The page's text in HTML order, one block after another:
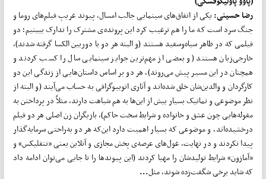
رضا حسینی:یکی از اتفاق‌های سینمایی جالب امسال، پیوند غریبِ فیلم‌های روما و
جنگ سرد است که ما را هم ترغیب کرد این پرونده‌ی مشترک را تدارک ببینیم؛ دو
فیلمی که در ظاهر سیاه‌وسفید هستند (و البته هر دو با دوربین الکسا گرفته شدند)،
خارجی‌زبان هستند (و بعضی از مهم‌ترین جوایز سینمایی سال را کسب کردند و
همچنان در این مسیر پیش می‌روند)، هر دو بر اساس داستان‌هایی از زندگی این دو
کارگردان و والدین‌شان خلق شده‌اند و آثاری اتوبیوگرافی به حساب می‌آیند (و البته از
نظر موضوعی و تماتیک بسیار بیش از این‌ها به هم شباهت دارند، مثلاً در پرداختن به
مقوله‌هایی چون عشق و خانواده و شرایط سخت حاکم)، بازیگران زن اصلی هر دو فیلم
درخشیده‌اند، و موضوعی که بسیار اهمیت دارد این‌که هر دو به‌راحتی سرمایه‌گذار
پیدا نکردند و در نهایت، غول‌های عرصه‌ی پخش مجازی و آنلاین یعنی «نتفلیکس» و
«آمازون» شرایط تولیدشان را مهیا کردند (این پیوند‌ها را تا جایی می‌توان ادامه داد
که شاید برخی شگفت‌زده شوند، مثل...